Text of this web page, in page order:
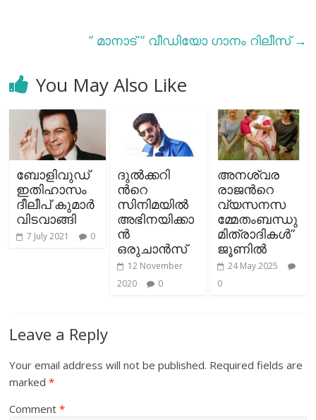
” മാനാട് ” വീഡിയോ ഗാനം റിലീസ്→
You May Also Like
ബോളിവുഡ്
ഇതിഹാസം
ദീലീപ് കുമാർ
വിടവാങ്ങി
7 July 2021 0
ദുല്‍ക്കറി
ന്‍റെ
സിനിമയില്‍
അഭിനയിക്കാ
ന്‍
ഒരുചാന്‍സ്
12 November
2020
0
അനശ്വര
രാജന്‍റെ
വ്യസനസ
മ്മേതംബന്ധു
മിത്രാദികൾ”
ജൂണില്‍
24 May 2025
0
Leave a Reply
Your email address will not be published. Required fields are
marked*
Comment*